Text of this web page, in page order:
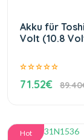
Akku für
Volt (10.8
71.52€
Hot